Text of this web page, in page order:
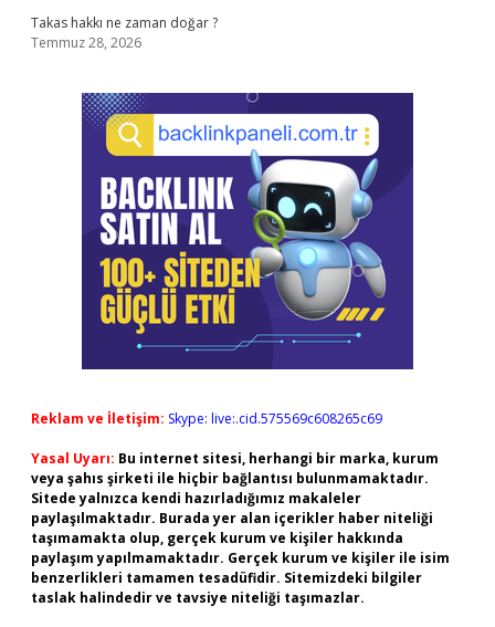
Takas hakkı ne zaman doğar ?
Temmuz 28, 2026
Reklam ve İletişim: Skype: live:.cid.575569c608265c69
Yasal Uyarı: Bu internet sitesi, herhangi bir marka, kurum
veya şahıs şirketi ile hiçbir bağlantısı bulunmamaktadır.
Sitede yalnızca kendi hazırladığımız makaleler
paylaşılmaktadır. Burada yer alan içerikler haber niteliği
taşımamakta olup, gerçek kurum ve kişiler hakkında
paylaşım yapılmamaktadır. Gerçek kurum ve kişiler ile isim
benzerlikleri tamamen tesadüfidir. Sitemizdeki bilgiler
taslak halindedir ve tavsiye niteliği taşımazlar.